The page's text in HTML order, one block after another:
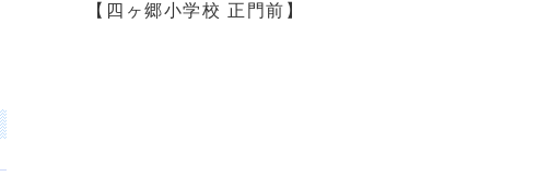
【四ヶ郷小学校 正門前】